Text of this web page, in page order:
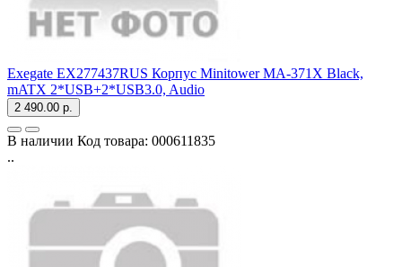
Exegate EX277437RUS Корпус Minitower MA-371X Black,
mATX 2*USB+2*USB3.0, Audio
2 490.00 р.
В наличии Код товара: 000611835
..